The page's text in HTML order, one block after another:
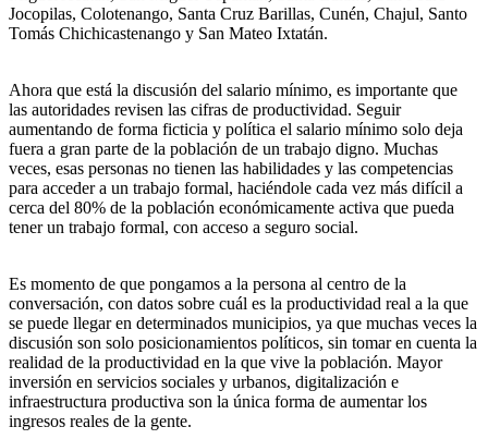
Jocopilas, Colotenango, Santa Cruz Barillas, Cunén, Chajul, Santo
Tomás Chichicastenango y San Mateo Ixtatán.
Ahora que está la discusión del salario mínimo, es importante que
las autoridades revisen las cifras de productividad. Seguir
aumentando de forma ficticia y política el salario mínimo solo deja
fuera a gran parte de la población de un trabajo digno. Muchas
veces, esas personas no tienen las habilidades y las competencias
para acceder a un trabajo formal, haciéndole cada vez más difícil a
cerca del 80% de la población económicamente activa que pueda
tener un trabajo formal, con acceso a seguro social.
Es momento de que pongamos a la persona al centro de la
conversación, con datos sobre cuál es la productividad real a la que
se puede llegar en determinados municipios, ya que muchas veces la
discusión son solo posicionamientos políticos, sin tomar en cuenta la
realidad de la productividad en la que vive la población. Mayor
inversión en servicios sociales y urbanos, digitalización e
infraestructura productiva son la única forma de aumentar los
ingresos reales de la gente.